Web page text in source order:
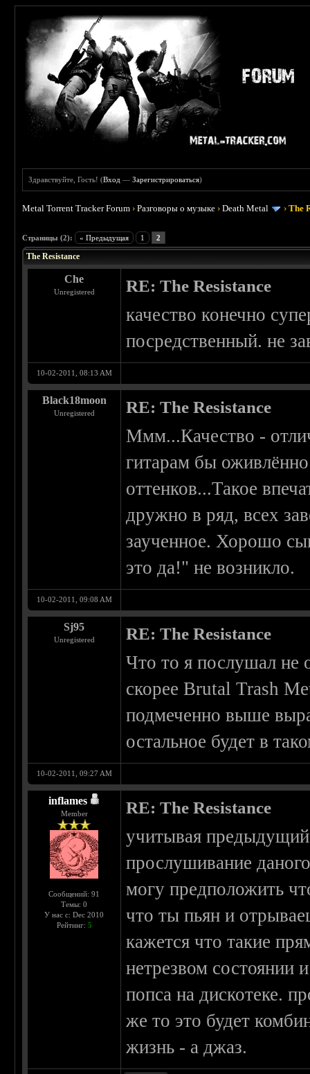
Здравствуйте, Гость! (Вход —Зарегистрироваться)
Metal Torrent Tracker Forum ›Разговоры о музыке ›Death Metal ›The
Страницы (2): « Предыдущая 1 2
The Resistance
Che
Unregistered RE: The Resistance
качество конечно
посредственный. не
10-02-2011, 08:13 AM
Black18moon
Unregistered RE: The Resistance
Ммм...Качество -
гитарам бы
оттенков...Такое
дружно в ряд, всех
заученное. Хорошо
это да!" не возникло.
10-02-2011, 09:08 AM
Sj95
Unregistered RE: The Resistance
Что то я послушал не
скорее Brutal Trash
подмеченно выше
остальное будет в
10-02-2011, 09:27 AM
inflames
Member
Сообщений: 91
Темы: 0
У нас с: Dec 2010
Рейтинг: 5
RE: The Resistance
учитывая
прослушивание
могу предположить
что ты пьян и
кажется что такие
нетрезвом состоянии
попса на дискотеке.
же то это будет
жизнь - а джаз.